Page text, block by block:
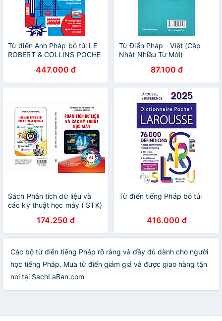
Từ điển Anh Pháp bỏ túi LE
ROBERT & COLLINS POCHE
447.000 đ
Từ Điển Pháp - Việt (Cập
Nhật Nhiều Từ Mới)
87.100 đ
Sách Phân tích dữ liệu và
các kỹ thuật học máy ( STK)
174.250 đ
Từ điển tiếng Pháp bỏ túi
416.000 đ
Các bộ từ điển tiếng Pháp rõ ràng và đầy đủ dành cho người
học tiếng Pháp. Mua từ điển giảm giá và được giao hàng tận
nơi tại SachLaBan.com